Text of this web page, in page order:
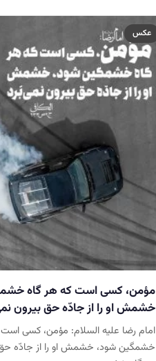
عکس
مؤمن، كسى است كه هر گاه
خشمش او را از جادّه حق بيرون
امام رضا عليه السلام: مؤمن، كسى
خشمگين شود، خشمش او را از جادّه حق